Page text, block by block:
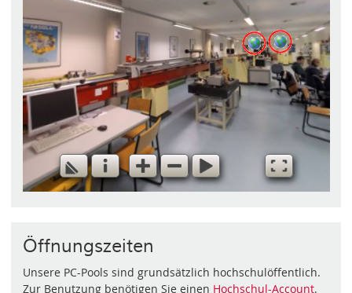
Öffnungszeiten
Unsere PC-Pools sind grundsätzlich hochschulöffentlich.
Zur Benutzung benötigen Sie einen Hochschul-Account.